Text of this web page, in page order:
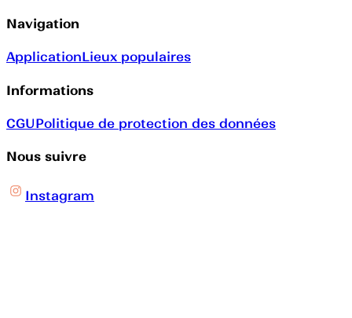
Navigation
ApplicationLieux populaires
Informations
CGUPolitique de protection des données
Nous suivre
Instagram